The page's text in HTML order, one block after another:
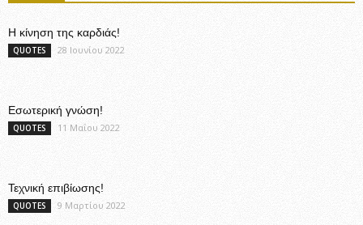
Η κίνηση της καρδιάς!
QUOTES 28 Ιουνίου 2022
Εσωτερική γνώση!
QUOTES 11 Μαΐου 2022
Τεχνική επιβίωσης!
QUOTES 9 Μαρτίου 2022